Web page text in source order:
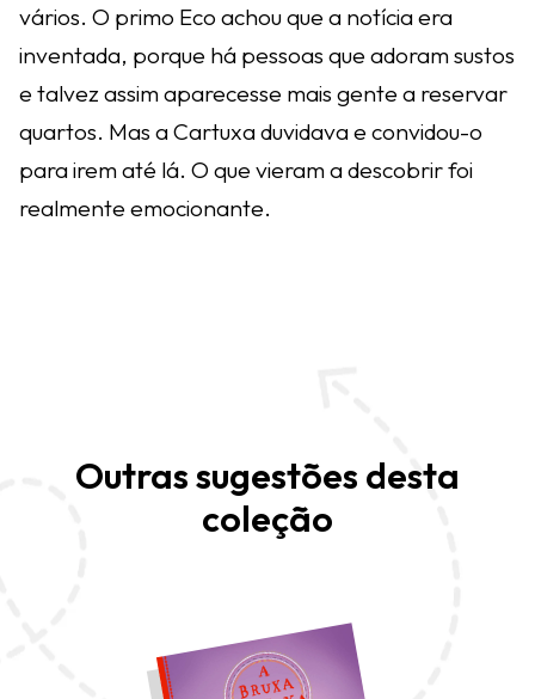
vários. O primo Eco achou que a notícia era
inventada, porque há pessoas que adoram sustos
e talvez assim aparecesse mais gente a reservar
quartos. Mas a Cartuxa duvidava e convidou-o
para irem até lá. O que vieram a descobrir foi
realmente emocionante.
Outras sugestões desta
coleção